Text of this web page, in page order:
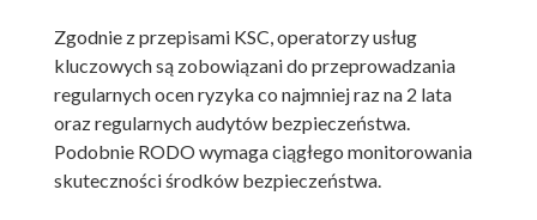
Zgodnie z przepisami KSC, operatorzy usług
kluczowych są zobowiązani do przeprowadzania
regularnych ocen ryzyka co najmniej raz na 2 lata
oraz regularnych audytów bezpieczeństwa.
Podobnie RODO wymaga ciągłego monitorowania
skuteczności środków bezpieczeństwa.